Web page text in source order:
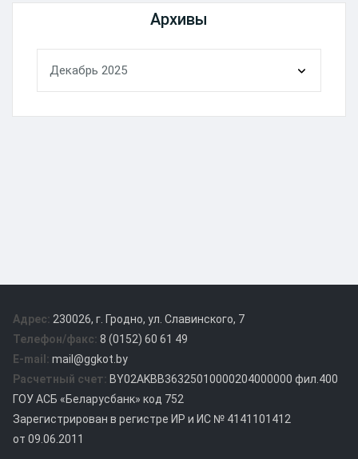
Архивы
Адрес: 230026, г. Гродно, ул. Славинского, 7
Телефон/факс: 8 (0152) 60 61 49
E-mail: mail@ggkot.by
Расчетный счет: BY02AKBB36325010000204000000 фил.400
ГОУ АСБ «Беларусбанк» код 752
Зарегистрирован в регистре ИР и ИС № 4141101412
от 09.06.2011